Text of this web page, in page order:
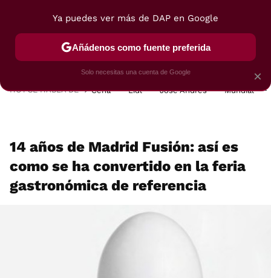
POSTRES VIAJES SELECCIÓN VEGUI
HOY SE HABLA DE Cena Lidl José Andrés Mundial
14 años de Madrid Fusión: así es
como se ha convertido en la feria
gastronómica de referencia
×
Ya puedes ver más de DAP en Google
Añádenos como fuente preferida
Solo necesitas una cuenta de Google